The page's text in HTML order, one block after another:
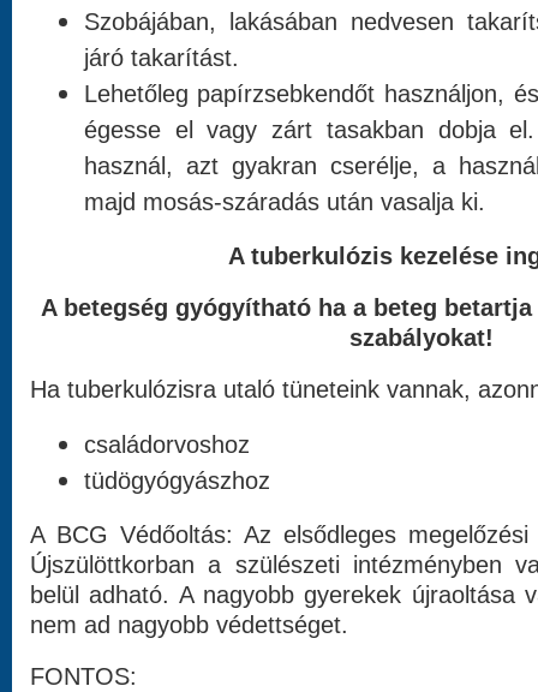
Szobájában, lakásában nedvesen
járó takarítást.
Lehetőleg papírzsebkendőt használjon,
égesse el vagy zárt tasakban dobja
használ, azt gyakran cserélje, a
majd mosás-száradás után vasalja ki.
A tuberkulózis kezelése
A betegség gyógyítható ha a beteg
szabályokat!
Ha tuberkulózisra utaló tüneteink vannak,
családorvoshoz
tüdögyógyászhoz
A BCG Védőoltás: Az elsődleges
Újszülöttkorban a szülészeti intézményben
belül adható. A nagyobb gyerekek újraoltása
nem ad nagyobb védettséget.
FONTOS: